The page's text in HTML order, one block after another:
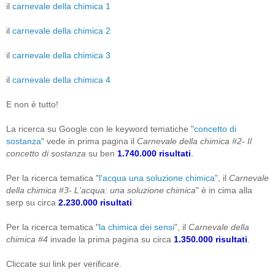
il carnevale della chimica 1
il carnevale della chimica 2
il carnevale della chimica 3
il carnevale della chimica 4
E non è tutto!
La ricerca su Google con le keyword tematiche "concetto di
sostanza" vede in prima pagina il Carnevale della chimica #2- Il
concetto di sostanza su ben 1.740.000 risultati
Per la ricerca tematica "l'acqua una soluzione chimica", il Carnevale
della chimica #3- L'acqua: una soluzione chimica" è in cima alla
serp su circa 2.230.000 risultati
Per la ricerca tematica "la chimica dei sensi", il Carnevale della
chimica #4 invade la prima pagina su circa 1.350.000 risultati
Cliccate sui link per verificare.